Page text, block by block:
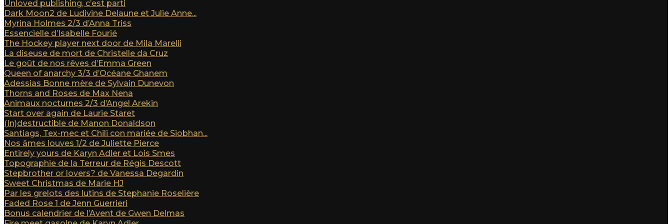
Unloved publishing, c’est parti
Dark Moon2 de Ludivine Delaune et Julie Anne...
Myrina Holmes 2/3 d’Anna Triss
Essencielle d’Isabelle Fourié
The Hockey player next door de Mila Marelli
La diseuse de mort de Christelle da Cruz
Le goût de nos rêves d’Emma Green
Queen of anarchy 3/3 d’Océane Ghanem
Adessias Bonne mère de Sylvain Dunevon
Thorns and Roses de Max Nena
Animaux nocturnes 2/3 d’Angel Arekin
Start over again de Laurie Staret
(In)destructible de Manon Donaldson
Santiags, Tex-mec et Chili con mariée de Siobhan...
Nos âmes louves 1/2 de Juliette Pierce
Entirely yours de Karyn Adler et Lois Smes
Topographie de la Terreur de Régis Descott
Stepbrother or lovers? de Vanessa Degardin
Sweet Christmas de Marie HJ
Par les grelots des lutins de Stephanie Roselière
Faded Rose 1 de Jenn Guerrieri
Bonus calendrier de l’Avent de Gwen Delmas